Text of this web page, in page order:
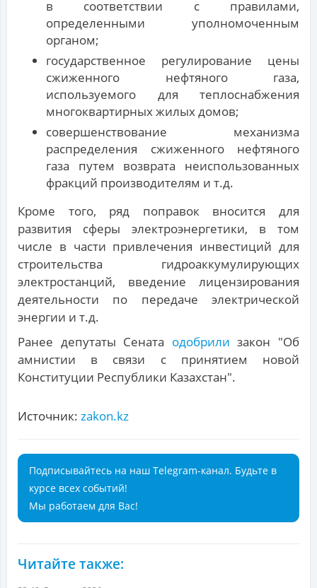
в соответствии с правилами,
определенными уполномоченным
органом;
государственное регулирование цены
сжиженного нефтяного газа,
используемого для теплоснабжения
многоквартирных жилых домов;
совершенствование механизма
распределения сжиженного нефтяного
газа путем возврата неиспользованных
фракций производителям и т.д.
Кроме того, ряд поправок вносится для
развития сферы электроэнергетики, в том
числе в части привлечения инвестиций для
строительства гидроаккумулирующих
электростанций, введение лицензирования
деятельности по передаче электрической
энергии и т.д.
Ранее депутаты Сената одобрилизакон "Об
амнистии в связи с принятием новой
Конституции Республики Казахстан".
Источник: zakon.kz
Подписывайтесь на наш Telegram-канал. Будьте в
курсе всех событий!
Мы работаем для Вас!
Читайте также: